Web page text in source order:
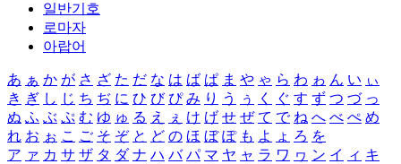
일반기호
로마자
아랍어
あ ぁ か が さ ざ た だ な は ば ぱ ま や ゃ ら わ ゎ ん い ぃ
き ぎ し じ ち ぢ に ひ び ぴ み り う ぅ く ぐ す ず つ づ っ
ぬ ふ ぶ ぷ む ゆ ゅ る え ぇ け げ せ ぜ て で ね へ べ ぺ め
れ お ぉ こ ご そ ぞ と ど の ほ ぼ ぽ も よ ょ ろ を
ア ァ カ サ ザ タ ダ ナ ハ バ パ マ ヤ ャ ラ ワ ヮ ン イ ィ キ